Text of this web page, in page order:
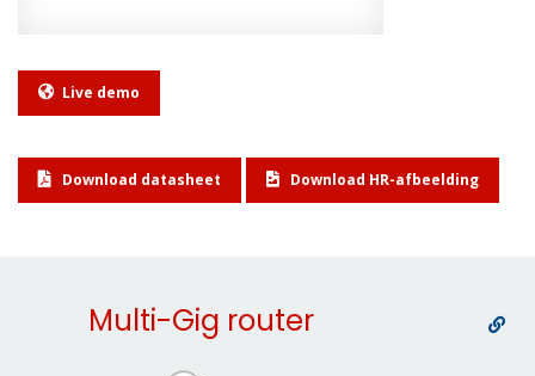
Live demo
Download datasheet Download HR-afbeelding
Multi-Gig router